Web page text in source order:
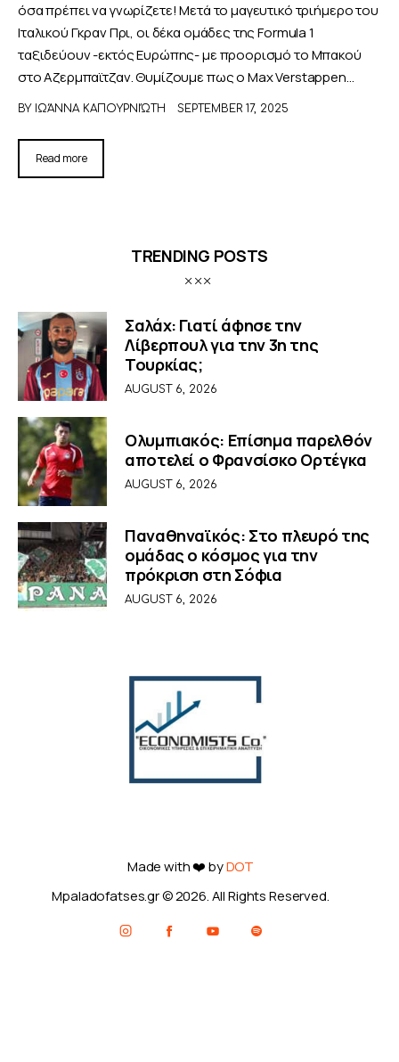
όσα πρέπει να γνωρίζετε! Μετά το μαγευτικό τριήμερο του
Ιταλικού Γκραν Πρι, οι δέκα ομάδες της Formula 1
ταξιδεύουν -εκτός Ευρώπης- με προορισμό το Μπακού
στο Αζερμπαϊτζαν. Θυμίζουμε πως ο Max Verstappen…
BY ΙΩΆΝΝΑ ΚΑΠΟΥΡΝΙΏΤΗ SEPTEMBER 17, 2025
Read more
TRENDING POSTS
Σαλάχ: Γιατί άφησε την
Λίβερπουλ για την 3η της
Τουρκίας;
AUGUST 6, 2026
Ολυμπιακός: Επίσημα παρελθόν
αποτελεί ο Φρανσίσκο Ορτέγκα
AUGUST 6, 2026
Παναθηναϊκός: Στο πλευρό της
ομάδας ο κόσμος για την
πρόκριση στη Σόφια
AUGUST 6, 2026
Made with ❤️ byDOT
Mpaladofatses.gr © 2026. All Rights Reserved.